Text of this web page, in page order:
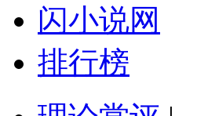
闪小说网
排行榜